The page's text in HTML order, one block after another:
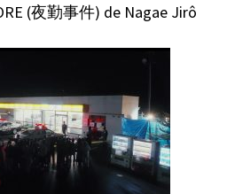
(夜勤事件) de Nagae Jirô